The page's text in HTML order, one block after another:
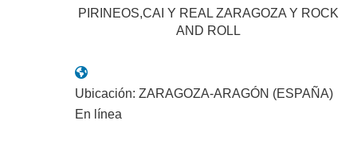
PIRINEOS,CAI Y REAL ZARAGOZA Y ROCK
AND ROLL
Ubicación: ZARAGOZA-ARAGÓN (ESPAÑA)
En línea